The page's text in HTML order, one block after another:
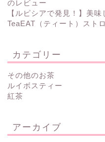
のレビュー
【ルピシアで発見！】美
TeaEAT（ティート）スト
カテゴリー
その他のお茶
ルイボスティー
紅茶
アーカイブ